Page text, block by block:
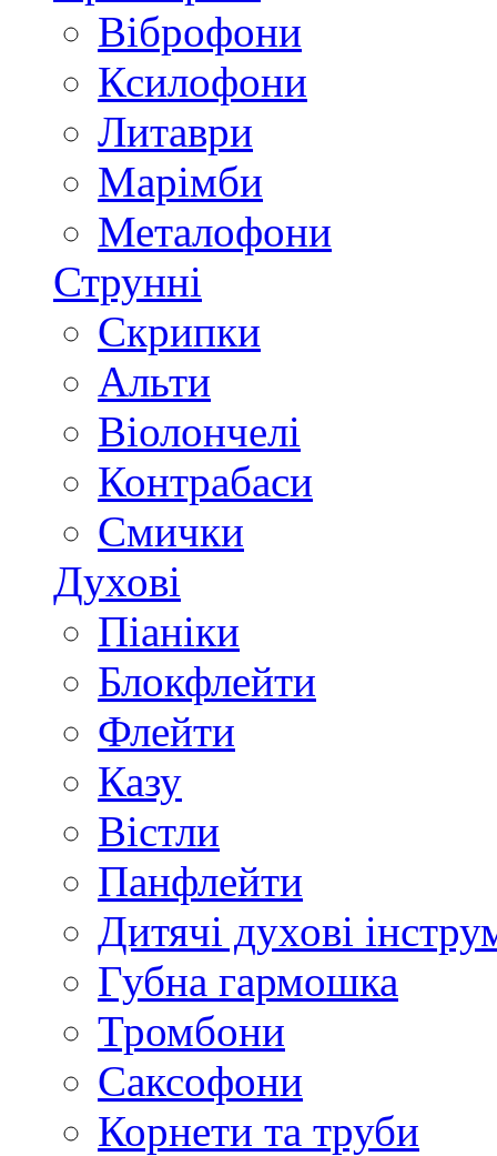
Віброфони
Ксилофони
Литаври
Марімби
Металофони
Струнні
Скрипки
Альти
Віолончелі
Контрабаси
Смички
Духові
Піаніки
Блокфлейти
Флейти
Казу
Вістли
Панфлейти
Дитячі духові
Губна гармошка
Тромбони
Саксофони
Корнети та труби